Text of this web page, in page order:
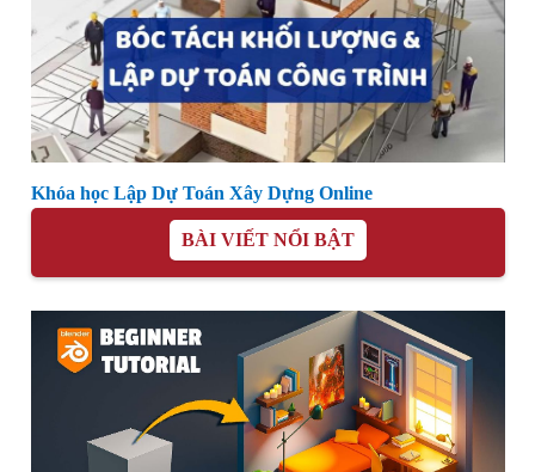
Khóa học Revit Architecture Online
Khóa học Lập Dự Toán Xây Dựng Online
BÀI VIẾT NỔI BẬT